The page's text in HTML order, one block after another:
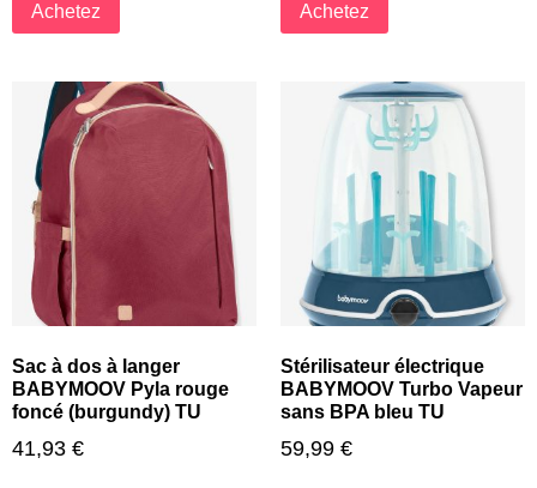
Achetez Achetez
Sac à dos à langer
BABYMOOV Pyla rouge
foncé (burgundy) TU
41,93 €
Stérilisateur électrique
BABYMOOV Turbo Vapeur
sans BPA bleu TU
59,99 €